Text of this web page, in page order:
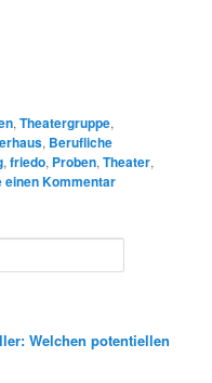
,Theatergruppe,
, Berufliche
,friedo, Proben,Theater,
einen Kommentar
Welchen potentiellen